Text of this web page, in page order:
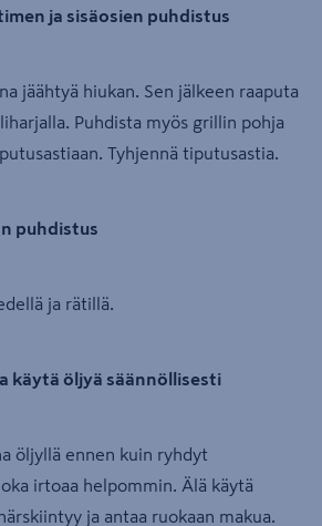
ja sisäosien puhdistus
jäähtyä hiukan. Sen jälkeen raaputa
Puhdista myös grillin pohja
Tyhjennä tiputusastia.
puhdistus
ja rätillä.
käytä öljyä säännöllisesti
öljyllä ennen kuin ryhdyt
irtoaa helpommin. Älä käytä
ja antaa ruokaan makua.